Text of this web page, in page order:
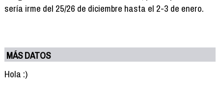
sería irme del 25/26 de diciembre hasta el 2-3 de enero.
MÁS DATOS
Hola :)